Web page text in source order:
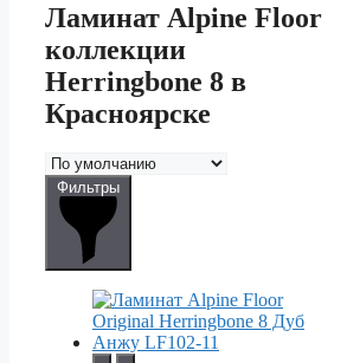
Ламинат Alpine Floor
коллекции
Herringbone 8 в
Красноярске
Фильтры